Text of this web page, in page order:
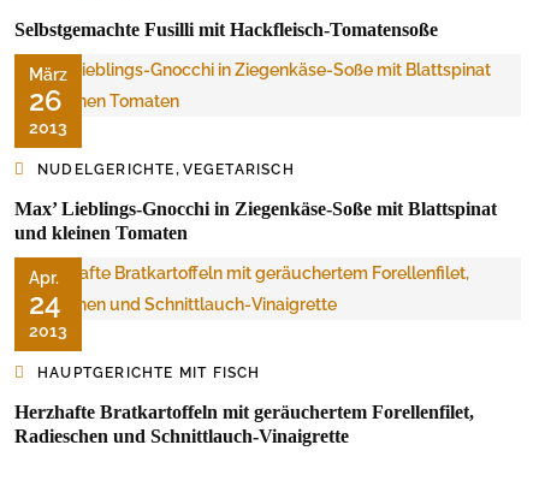
Selbstgemachte Fusilli mit Hackfleisch-Tomatensoße
März
26
2013
NUDELGERICHTE, VEGETARISCH
Max’ Lieblings-Gnocchi in Ziegenkäse-Soße mit Blattspinat
und kleinen Tomaten
Apr.
24
2013
HAUPTGERICHTE MIT FISCH
Herzhafte Bratkartoffeln mit geräuchertem Forellenfilet,
Radieschen und Schnittlauch-Vinaigrette